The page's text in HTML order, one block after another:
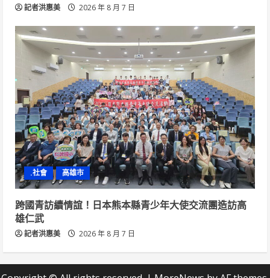
記者洪惠美 2026 年 8 月 7 日
.社會 高雄市
跨國青訪續情誼！日本熊本縣青少年大使交流團造訪高
雄仁武
記者洪惠美 2026 年 8 月 7 日